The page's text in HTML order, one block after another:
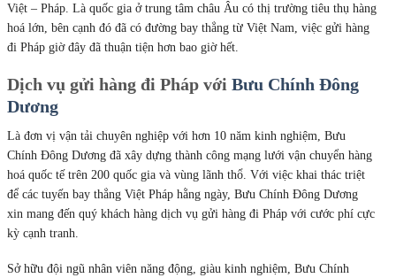
Việt – Pháp. Là quốc gia ở trung tâm châu Âu có thị trường tiêu thụ hàng
hoá lớn, bên cạnh đó đã có đường bay thẳng từ Việt Nam, việc gửi hàng
đi Pháp giờ đây đã thuận tiện hơn bao giờ hết.
Dịch vụ gửi hàng đi Pháp với Bưu Chính Đông
Dương
Là đơn vị vận tải chuyên nghiệp với hơn 10 năm kinh nghiệm, Bưu
Chính Đông Dương đã xây dựng thành công mạng lưới vận chuyển hàng
hoá quốc tế trên 200 quốc gia và vùng lãnh thổ. Với việc khai thác triệt
để các tuyến bay thẳng Việt Pháp hằng ngày, Bưu Chính Đông Dương
xin mang đến quý khách hàng dịch vụ gửi hàng đi Pháp với cước phí cực
kỳ cạnh tranh.
Sở hữu đội ngũ nhân viên năng động, giàu kinh nghiệm, Bưu Chính